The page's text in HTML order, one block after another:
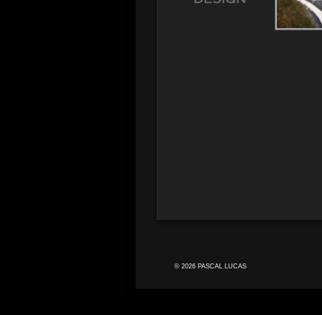
© 2026 PASCAL LUCAS